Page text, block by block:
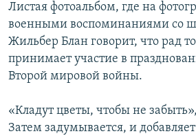
Листая фотоальбом, где на
военными воспоминаниями со
Жильбер Блан говорит, что рад
принимает участие в
Второй мировой войны.
«Кладут цветы, чтобы не
Затем задумывается, и